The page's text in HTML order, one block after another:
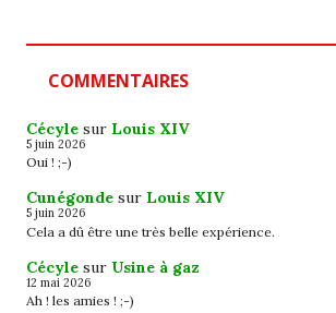
COMMENTAIRES
Cécyle sur Louis XIV
5 juin 2026
Oui ! ;-)
Cunégonde sur Louis XIV
5 juin 2026
Cela a dû être une très belle expérience.
Cécyle sur Usine à gaz
12 mai 2026
Ah ! les amies ! ;-)